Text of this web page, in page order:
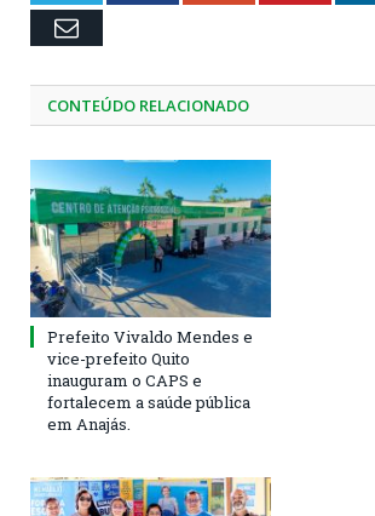
Email
CONTEÚDO RELACIONADO
Prefeito Vivaldo Mendes e
vice-prefeito Quito
inauguram o CAPS e
fortalecem a saúde pública
em Anajás.